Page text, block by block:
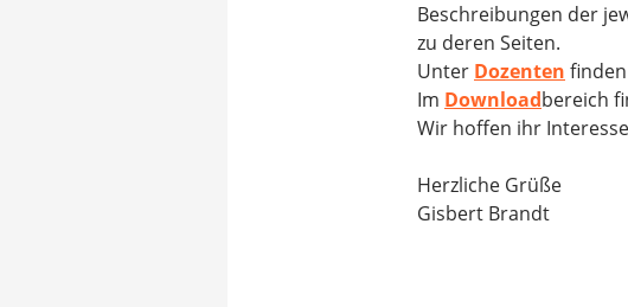
Beschreibungen der
zu deren Seiten.
Unter Dozenten
Im Downloadbereich
Wir hoffen ihr
Herzliche Grüße
Gisbert Brandt